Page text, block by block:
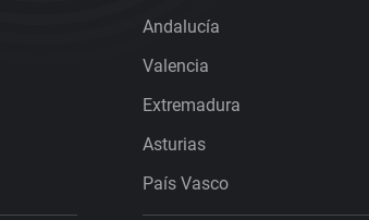
Andalucía
Valencia
Extremadura
Asturias
País Vasco